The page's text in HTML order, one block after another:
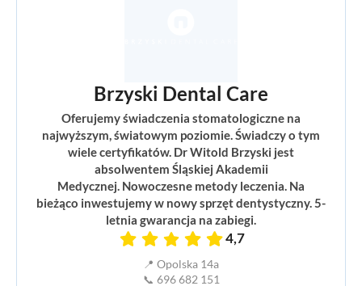
Brzyski Dental Care
Oferujemy świadczenia stomatologiczne na
najwyższym, światowym poziomie. Świadczy o tym
wiele certyfikatów. Dr Witold Brzyski jest
absolwentem Śląskiej Akademii
Medycznej. Nowoczesne metody leczenia. Na
bieżąco inwestujemy w nowy sprzęt dentystyczny. 5-
letnia gwarancja na zabiegi.
4,7
📍 Opolska 14a
📞 696 682 151